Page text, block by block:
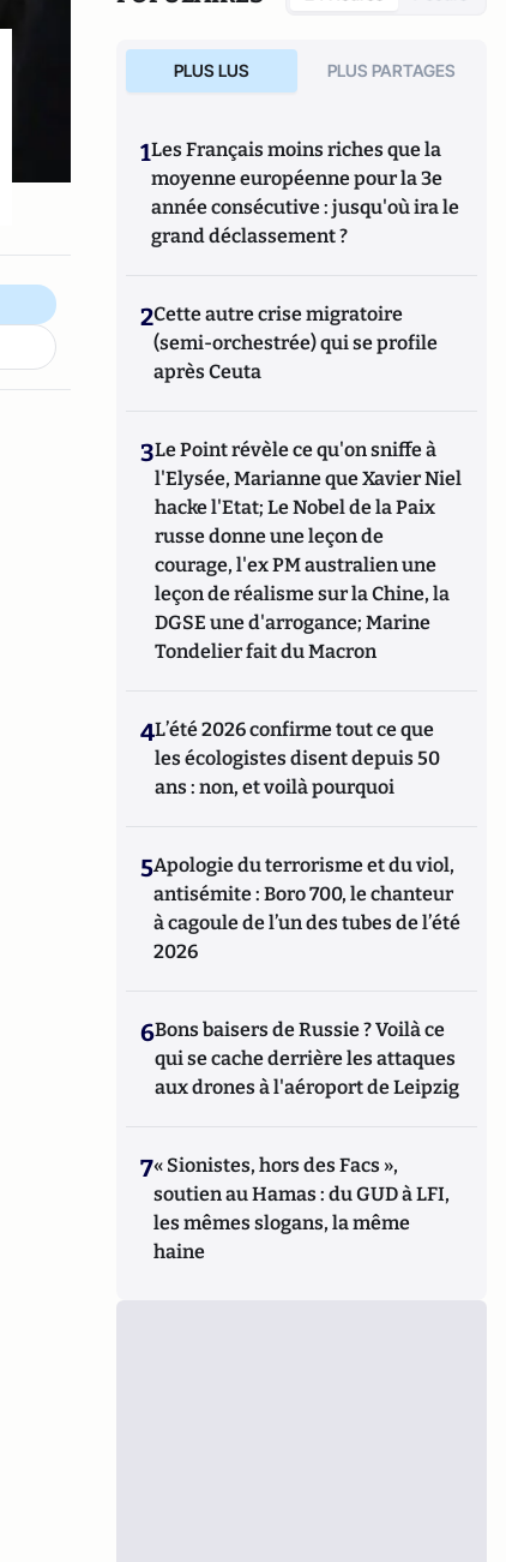
PLUS LUS PLUS PARTAGES
1Les Français moins riches que la
moyenne européenne pour la 3e
année consécutive : jusqu'où ira le
grand déclassement ?
2Cette autre crise migratoire
(semi-orchestrée) qui se profile
après Ceuta
3Le Point révèle ce qu'on sniffe à
l'Elysée, Marianne que Xavier Niel
hacke l'Etat; Le Nobel de la Paix
russe donne une leçon de
courage, l'ex PM australien une
leçon de réalisme sur la Chine, la
DGSE une d'arrogance; Marine
Tondelier fait du Macron
4L’été 2026 confirme tout ce que
les écologistes disent depuis 50
ans : non, et voilà pourquoi
5Apologie du terrorisme et du viol,
antisémite : Boro 700, le chanteur
à cagoule de l’un des tubes de l’été
2026
6Bons baisers de Russie ? Voilà ce
qui se cache derrière les attaques
aux drones à l'aéroport de Leipzig
7« Sionistes, hors des Facs »,
soutien au Hamas : du GUD à LFI,
les mêmes slogans, la même
haine